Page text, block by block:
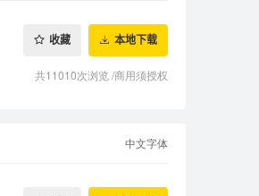
收藏 本地下载
共11010次浏览/商用须授权
中文字体